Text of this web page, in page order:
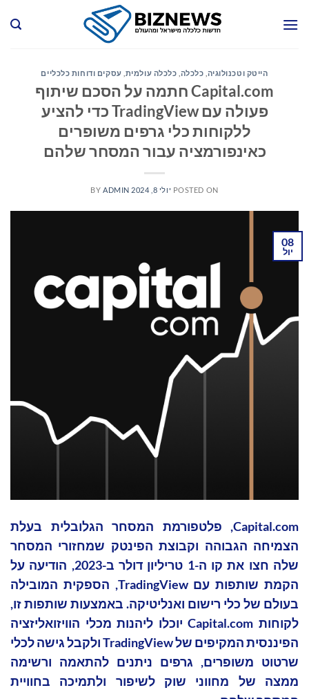
הייטק וטכנולוגיה כלכלה כלכלה עולמית עסקים ודוחות כלכליים
Capital.com חתמה על הסכם שיתוף
פעולה עם TradingView כדי להציע
ללקוחות כלי גרפים משופרים
כאינפורמציה עבור המסחר שלהם
POSTED ON יולי 8, 2024 BY ADMIN
08
יול
Capital.com, פלטפורמת המסחר הגלובלית בעלת
הצמיחה הגבוהה וקבוצת הפינטק שמחזורי המסחר
שלה חצו את קו ה-1 טריליון דולר ב-2023, הודיעה על
הקמת שותפות עם TradingView, הספקית המובילה
בעולם של כלי רישום ואנליטיקה. באמצעות שותפות זו,
לקוחות Capital.com יוכלו ליהנות מכלי הוויזואליזציה
הפיננסית המקיפים של TradingView ולקבל גישה לכלי
שרטוט משופרים, גרפים ניתנים להתאמה ורשימה
ממצה של מחווני שוק לשיפור ולתמיכה בחוויית